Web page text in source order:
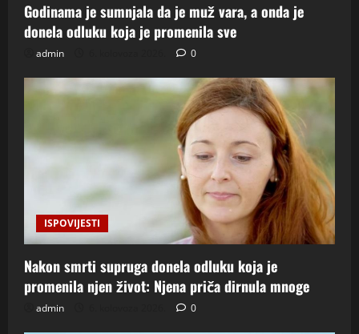
Godinama je sumnjala da je muž vara, a onda je
donela odluku koja je promenila sve
admin 0
ISPOVIJESTI
Nakon smrti supruga donela odluku koja je
promenila njen život: Njena priča dirnula mnoge
admin 0